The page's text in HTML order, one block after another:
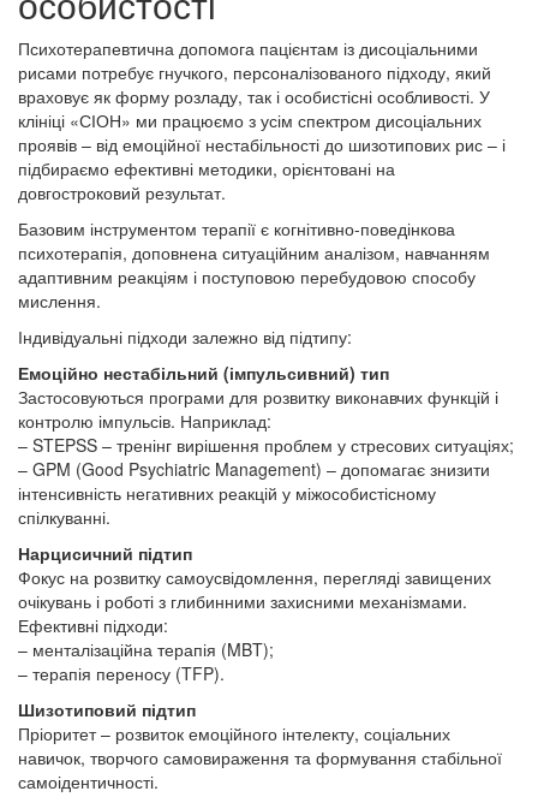
Психотерапевтична допомога пацієнтам із дисоціальними
рисами потребує гнучкого, персоналізованого підходу, який
враховує як форму розладу, так і особистісні особливості. У
клініці «СІОН» ми працюємо з усім спектром дисоціальних
проявів – від емоційної нестабільності до шизотипових рис – і
підбираємо ефективні методики, орієнтовані на
довгостроковий результат.
Базовим інструментом терапії є когнітивно-поведінкова
психотерапія, доповнена ситуаційним аналізом, навчанням
адаптивним реакціям і поступовою перебудовою способу
мислення.
Індивідуальні підходи залежно від підтипу:
Емоційно нестабільний (імпульсивний) тип
Застосовуються програми для розвитку виконавчих функцій і
контролю імпульсів. Наприклад:
– STEPSS – тренінг вирішення проблем у стресових ситуаціях;
– GPM (Good Psychiatric Management) – допомагає знизити
інтенсивність негативних реакцій у міжособистісному
спілкуванні.
Нарцисичний підтип
Фокус на розвитку самоусвідомлення, перегляді завищених
очікувань і роботі з глибинними захисними механізмами.
Ефективні підходи:
– менталізаційна терапія (MBT);
– терапія переносу (TFP).
Шизотиповий підтип
Пріоритет – розвиток емоційного інтелекту, соціальних
навичок, творчого самовираження та формування стабільної
самоідентичності.